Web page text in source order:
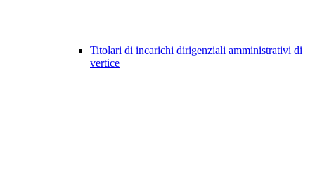
Titolari di incarichi dirigenziali amministrativi di
vertice